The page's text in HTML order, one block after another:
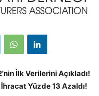
İlk Verilerini Açıkladı!
Yüzde 13 Azaldı!